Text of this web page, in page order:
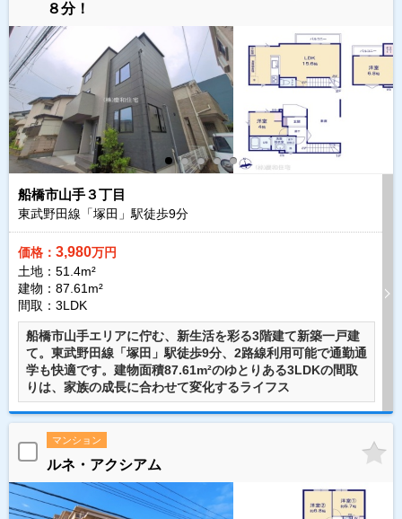
８分！
船橋市山手３丁目
東武野田線「塚田」駅徒歩9分
価格： 3,980万円
土地：51.4m²
建物：87.61m²
間取：3LDK
船橋市山手エリアに佇む、新生活を彩る3階建て新築一戸建
て。東武野田線「塚田」駅徒歩9分、2路線利用可能で通勤通
学も快適です。建物面積87.61m²のゆとりある3LDKの間取
りは、家族の成長に合わせて変化するライフス
マンション
ルネ・アクシアム